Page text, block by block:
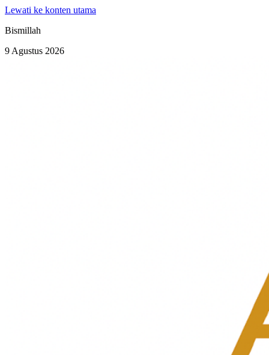
Lewati ke konten utama
Bismillah
9 Agustus 2026